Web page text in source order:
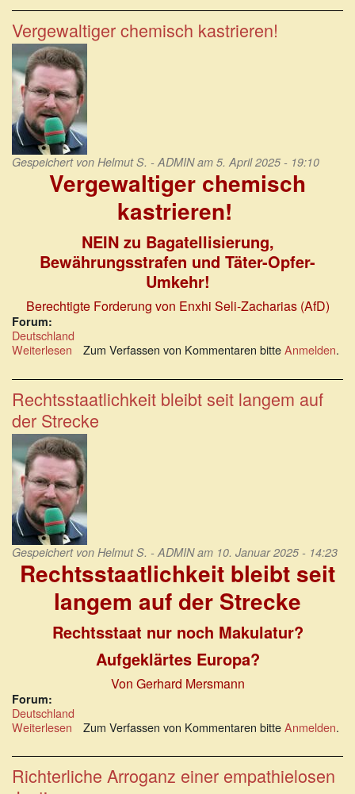
Grünen
waren
für
Deutschland
immer
entbehrlich
Vergewaltiger chemisch kastrieren!
Gespeichert von Helmut S. - ADMINam 5. April 2025 - 19:10
Vergewaltiger chemisch
kastrieren!
NEIN zu Bagatellisierung,
Bewährungsstrafen und Täter-Opfer-
Umkehr!
Berechtigte Forderung von Enxhi Seli-Zacharias (AfD)
Forum:
Deutschland
Weiterlesen über
chemisch
kastrieren!
Zum Verfassen von Kommentaren bitteAnmelden.
Rechtsstaatlichkeit bleibt seit langem auf
der Strecke
Gespeichert von Helmut S. - ADMINam 10. Januar 2025 - 14:23
Rechtsstaatlichkeit bleibt seit
langem auf der Strecke
Rechtsstaat nur noch Makulatur?
Aufgeklärtes Europa?
Von Gerhard Mersmann
Forum:
Deutschland
Weiterlesen über
bleibt
seit
langem
Zum Verfassen von Kommentaren bitteAnmelden.
Richterliche Arroganz einer empathielosen